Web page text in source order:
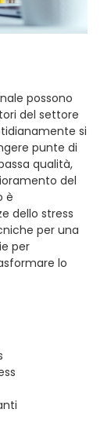
possono
del settore
si
punte di
qualità,
del
è
dello stress
per una
per
lo